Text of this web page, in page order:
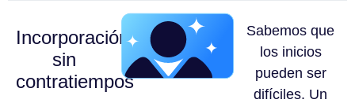
Incorporación
sin
contratiempos
Sabemos que
los inicios
pueden ser
difíciles. Un